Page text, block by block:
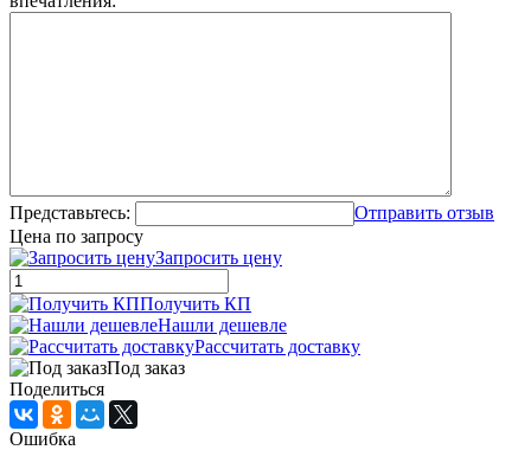
Представьтесь:
Отправить отзыв
Цена по запросу
Запросить цену
Получить КП
Нашли дешевле
Рассчитать доставку
Под заказ
Поделиться
Ошибка